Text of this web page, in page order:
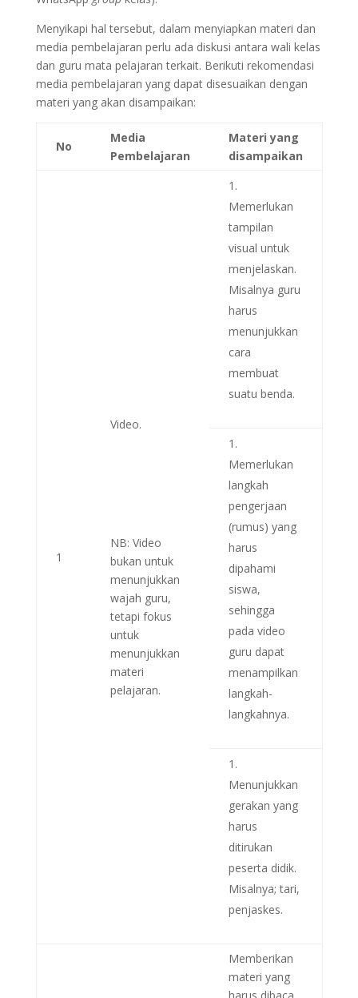
Menyikapi hal tersebut, dalam menyiapkan materi dan
media pembelajaran perlu ada diskusi antara wali kelas
dan guru mata pelajaran terkait. Berikuti rekomendasi
media pembelajaran yang dapat disesuaikan dengan
materi yang akan disampaikan:
No
Media
Pembelajaran
Materi yang
disampaikan
1
Video.
NB: Video
bukan untuk
menunjukkan
wajah guru,
tetapi fokus
untuk
menunjukkan
materi
pelajaran.
Memerlukan
tampilan
visual untuk
menjelaskan.
Misalnya guru
harus
menunjukkan
cara
membuat
suatu benda.
Memerlukan
langkah
pengerjaan
(rumus) yang
harus
dipahami
siswa,
sehingga
pada video
guru dapat
menampilkan
langkah-
langkahnya.
Menunjukkan
gerakan yang
harus
ditirukan
peserta didik.
Misalnya; tari,
penjaskes.
Memberikan
materi yang
harus dibaca